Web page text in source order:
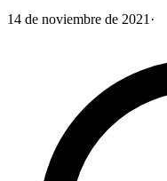
14 de noviembre de 2021 ·